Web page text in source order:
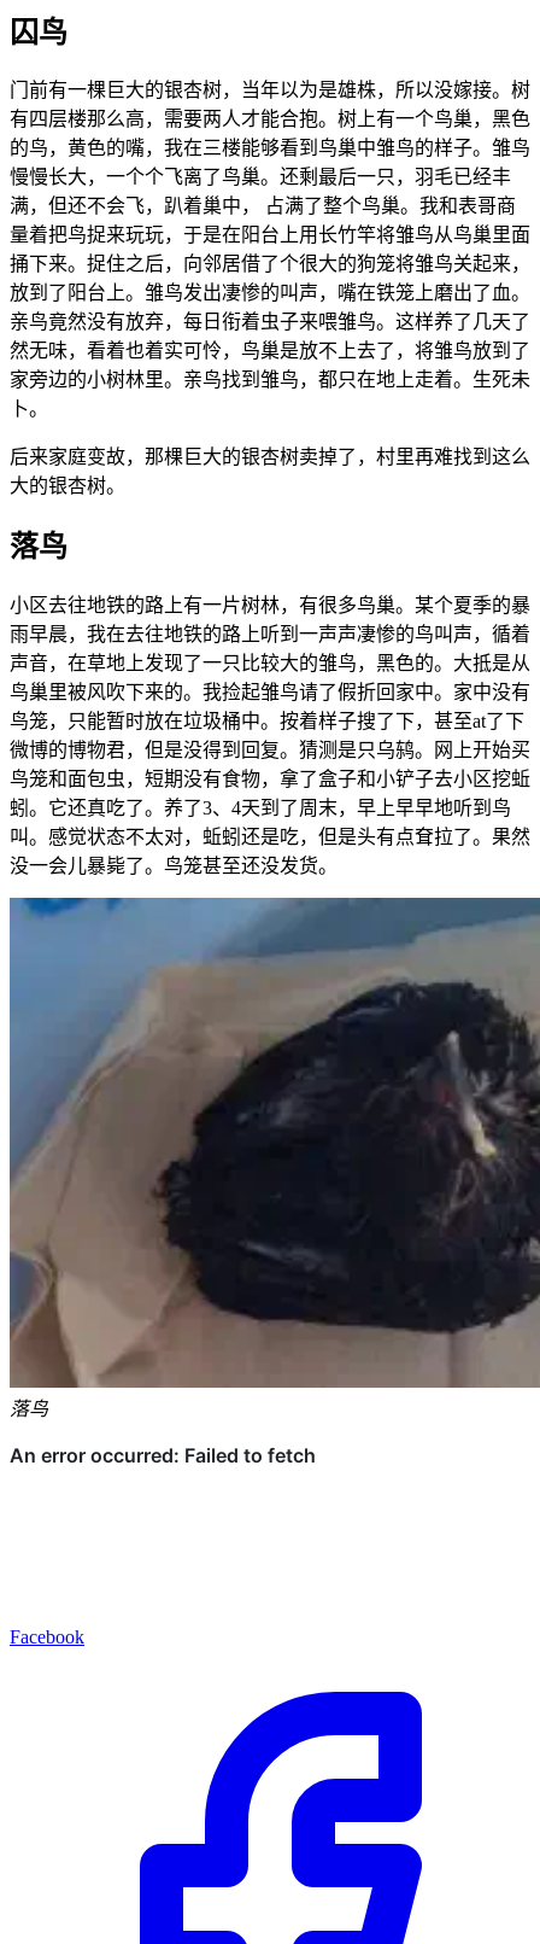
囚鸟
门前有一棵巨大的银杏树，当年以为是雄株，所以没嫁接。树
有四层楼那么高，需要两人才能合抱。树上有一个鸟巢，黑色
的鸟，黄色的嘴，我在三楼能够看到鸟巢中雏鸟的样子。雏鸟
慢慢长大，一个个飞离了鸟巢。还剩最后一只，羽毛已经丰
满，但还不会飞，趴着巢中， 占满了整个鸟巢。我和表哥商
量着把鸟捉来玩玩，于是在阳台上用长竹竿将雏鸟从鸟巢里面
捅下来。捉住之后，向邻居借了个很大的狗笼将雏鸟关起来，
放到了阳台上。雏鸟发出凄惨的叫声，嘴在铁笼上磨出了血。
亲鸟竟然没有放弃，每日衔着虫子来喂雏鸟。这样养了几天了
然无味，看着也着实可怜，鸟巢是放不上去了，将雏鸟放到了
家旁边的小树林里。亲鸟找到雏鸟，都只在地上走着。生死未
卜。
后来家庭变故，那棵巨大的银杏树卖掉了，村里再难找到这么
大的银杏树。
落鸟
小区去往地铁的路上有一片树林，有很多鸟巢。某个夏季的暴
雨早晨，我在去往地铁的路上听到一声声凄惨的鸟叫声，循着
声音，在草地上发现了一只比较大的雏鸟，黑色的。大抵是从
鸟巢里被风吹下来的。我捡起雏鸟请了假折回家中。家中没有
鸟笼，只能暂时放在垃圾桶中。按着样子搜了下，甚至at了下
微博的博物君，但是没得到回复。猜测是只乌鸫。网上开始买
鸟笼和面包虫，短期没有食物，拿了盒子和小铲子去小区挖蚯
蚓。它还真吃了。养了3、4天到了周末，早上早早地听到鸟
叫。感觉状态不太对，蚯蚓还是吃，但是头有点耷拉了。果然
没一会儿暴毙了。鸟笼甚至还没发货。
落鸟
Facebook